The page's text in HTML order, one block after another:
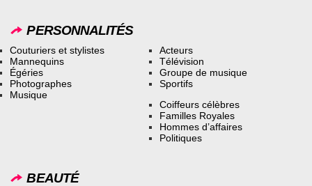
PERSONNALITÉS
Couturiers et stylistes
Mannequins
Égéries
Photographes
Musique
Acteurs
Télévision
Groupe de musique
Sportifs
Coiffeurs célèbres
Familles Royales
Hommes d’affaires
Politiques
BEAUTÉ